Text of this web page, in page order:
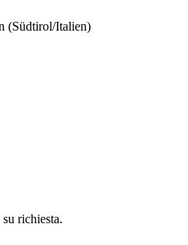
(Südtirol/Italien)
richiesta.